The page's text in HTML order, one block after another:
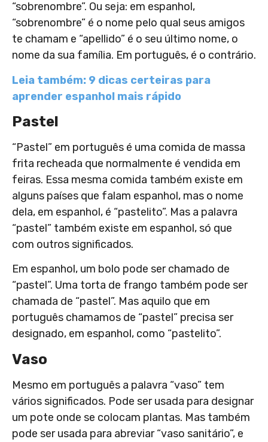
“sobrenombre”. Ou seja: em espanhol,
“sobrenombre” é o nome pelo qual seus amigos
te chamam e “apellido” é o seu último nome, o
nome da sua família. Em português, é o contrário.
Leia também: 9 dicas certeiras para
aprender espanhol mais rápido
Pastel
“Pastel” em português é uma comida de massa
frita recheada que normalmente é vendida em
feiras. Essa mesma comida também existe em
alguns países que falam espanhol, mas o nome
dela, em espanhol, é “pastelito”. Mas a palavra
“pastel” também existe em espanhol, só que
com outros significados.
Em espanhol, um bolo pode ser chamado de
“pastel”. Uma torta de frango também pode ser
chamada de “pastel”. Mas aquilo que em
português chamamos de “pastel” precisa ser
designado, em espanhol, como “pastelito”.
Vaso
Mesmo em português a palavra “vaso” tem
vários significados. Pode ser usada para designar
um pote onde se colocam plantas. Mas também
pode ser usada para abreviar “vaso sanitário”, e